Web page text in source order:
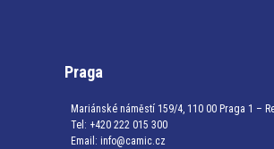
Praga
Mariánské náměstí 159/4, 110 00 Praga 1 –
Tel: +420 222 015 300
Email: info@camic.cz